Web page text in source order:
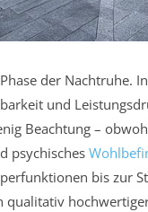
der Nachtruhe.
und
Beachtung –
psychisches
bis zur
qualitativ